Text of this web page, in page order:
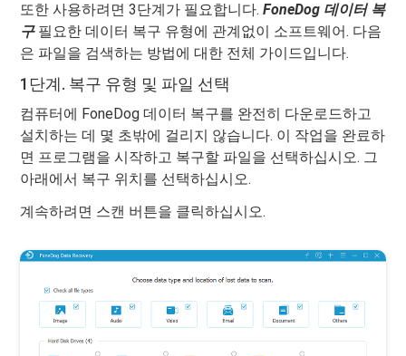
또한 사용하려면 3단계가 필요합니다.FoneDog 데이터 복
구필요한 데이터 복구 유형에 관계없이 소프트웨어. 다음
은 파일을 검색하는 방법에 대한 전체 가이드입니다.
1단계. 복구 유형 및 파일 선택
컴퓨터에 FoneDog 데이터 복구를 완전히 다운로드하고
설치하는 데 몇 초밖에 걸리지 않습니다. 이 작업을 완료하
면 프로그램을 시작하고 복구할 파일을 선택하십시오. 그
아래에서 복구 위치를 선택하십시오.
계속하려면 스캔 버튼을 클릭하십시오.